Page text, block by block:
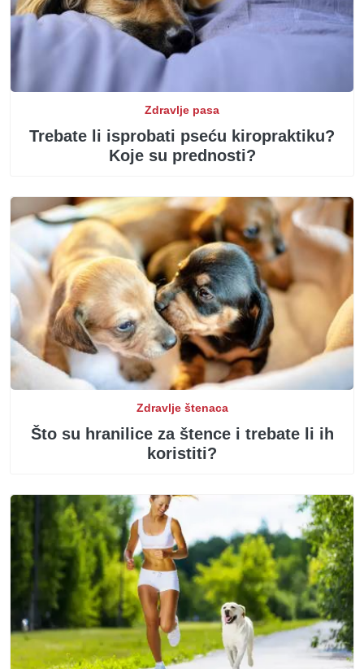
Zdravlje pasa
Trebate li isprobati pseću kiropraktiku?
Koje su prednosti?
Zdravlje štenaca
Što su hranilice za štence i trebate li ih
koristiti?